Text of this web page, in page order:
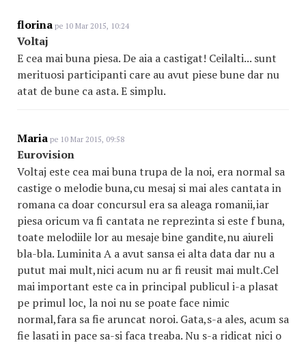
florina pe 10 Mar 2015, 10:24
Voltaj
E cea mai buna piesa. De aia a castigat! Ceilalti... sunt
merituosi participanti care au avut piese bune dar nu
atat de bune ca asta. E simplu.
Maria pe 10 Mar 2015, 09:58
Eurovision
Voltaj este cea mai buna trupa de la noi, era normal sa
castige o melodie buna,cu mesaj si mai ales cantata in
romana ca doar concursul era sa aleaga romanii,iar
piesa oricum va fi cantata ne reprezinta si este f buna,
toate melodiile lor au mesaje bine gandite,nu aiureli
bla-bla. Luminita A a avut sansa ei alta data dar nu a
putut mai mult,nici acum nu ar fi reusit mai mult.Cel
mai important este ca in principal publicul i-a plasat
pe primul loc, la noi nu se poate face nimic
normal,fara sa fie aruncat noroi. Gata,s-a ales, acum sa
fie lasati in pace sa-si faca treaba. Nu s-a ridicat nici o